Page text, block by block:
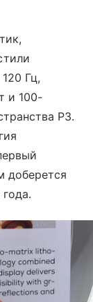
Гц,
и 100-
P3.
доберется